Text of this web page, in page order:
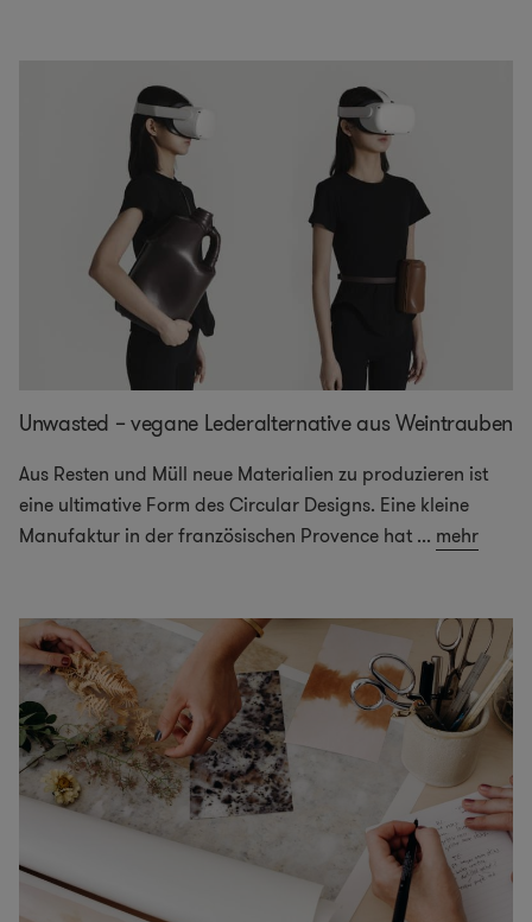
Unwasted – vegane Lederalternative aus Weintrauben
Aus Resten und Müll neue Materialien zu produzieren ist
eine ultimative Form des Circular Designs. Eine kleine
Manufaktur in der französischen Provence hat ... mehr